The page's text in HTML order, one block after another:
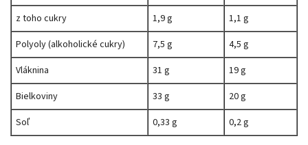
z toho cukry
1,9 g
1,1 g
Polyoly (alkoholické cukry)
7,5 g
4,5 g
Vláknina
31 g
19 g
Bielkoviny
33 g
20 g
Soľ
0,33 g 0,2 g